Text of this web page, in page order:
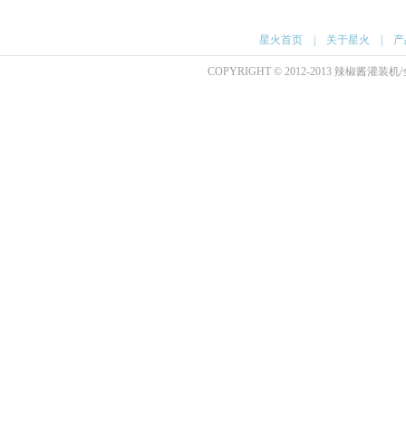
星火首页 关于星火
COPYRIGHT © 2012-2013 辣椒酱灌装